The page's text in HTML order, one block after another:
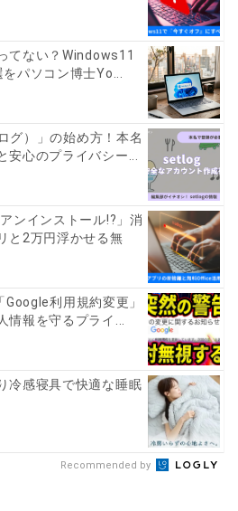
てない？Windows11
パソコン博士Yo...
グ）」の始め方！本名
安心のプライバシー...
ンインストール!?」消
と2万円浮かせる無
Google利用規約変更」
情報を守るプライ...
冷感寝具で快適な睡眠
Recommended by